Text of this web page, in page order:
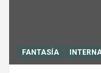
FANTASÍA